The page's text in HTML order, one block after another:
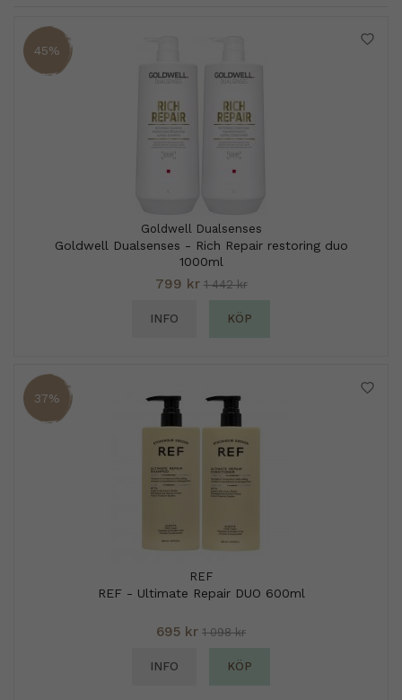
45%
Goldwell Dualsenses
Goldwell Dualsenses - Rich Repair restoring duo
1000ml
799 kr 1 442 kr
INFO KÖP
37%
REF
REF - Ultimate Repair DUO 600ml
695 kr 1 098 kr
INFO KÖP